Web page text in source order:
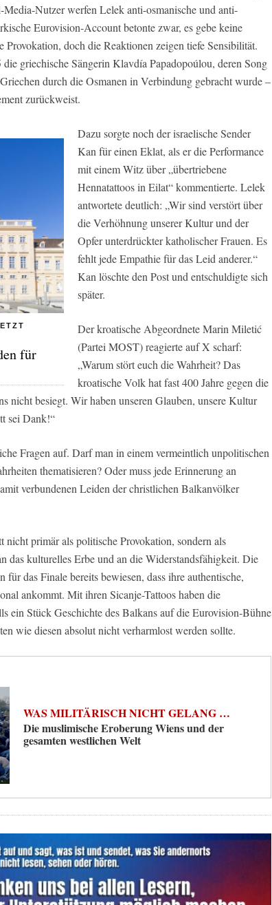
Nutzer werfen Lelek anti-osmanische und anti-
Eurovision-Account betonte zwar, es gebe keine
Provokation, doch die Reaktionen zeigen tiefe Sensibilität.
griechische Sängerin Klavdía Papadopoúlou, deren Song
durch die Osmanen in Verbindung gebracht wurde –
zurückweist.
für
Dazu sorgte noch der israelische Sender
Kan für einen Eklat, als er die Performance
mit einem Witz über „übertriebene
Hennatattoos in Eilat“ kommentierte. Lelek
antwortete deutlich: „Wir sind verstört über
die Verhöhnung unserer Kultur und der
Opfer unterdrückter katholischer Frauen. Es
fehlt jede Empathie für das Leid anderer.“
Kan löschte den Post und entschuldigte sich
später.
Der kroatische Abgeordnete Marin Miletić
(Partei MOST) reagierte auf X scharf:
„Warum stört euch die Wahrheit? Das
kroatische Volk hat fast 400 Jahre gegen die
nicht besiegt. Wir haben unseren Glauben, unsere Kultur
sei Dank!“
Fragen auf. Darf man in einem vermeintlich unpolitischen
thematisieren? Oder muss jede Erinnerung an
verbundenen Leiden der christlichen Balkanvölker
primär als politische Provokation, sondern als
das kulturelles Erbe und an die Widerstandsfähigkeit. Die
das Finale bereits bewiesen, dass ihre authentische,
ankommt. Mit ihren Sicanje-Tattoos haben die
ein Stück Geschichte des Balkans auf die Eurovision-Bühne
wie diesen absolut nicht verharmlost werden sollte.
WAS MILITÄRISCH NICHT GELANG …
Die muslimische Eroberung Wiens und der
gesamten westlichen Welt